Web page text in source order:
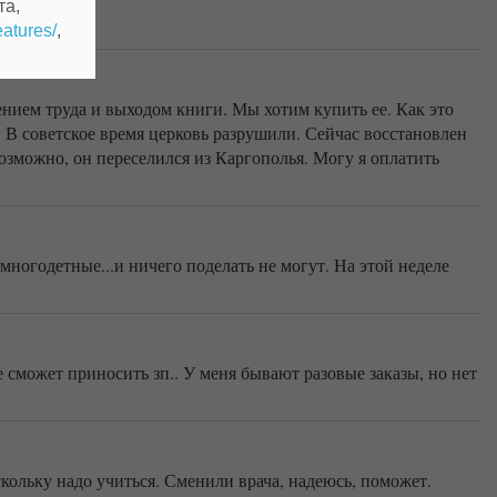
труда и выходом книги. Мы хотим купить ее. Как это
время церковь разрушили. Сейчас восстановлен
он переселился из Каргополья. Могу я оплатить
ничего поделать не могут. На этой неделе
приносить зп.. У меня бывают разовые заказы, но нет
надо учиться. Сменили врача, надеюсь, поможет.
,